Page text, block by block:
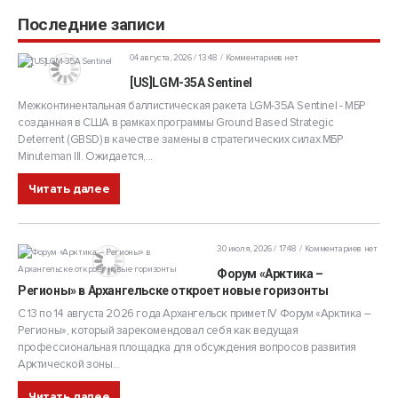
Последние записи
04 августа, 2026 / 13:48 Комментариев нет
[US]LGM-35A Sentinel
Межконтинентальная баллистическая ракета LGM-35A Sentinel - МБР
созданная в США в рамках программы Ground Based Strategic
Deterrent (GBSD) в качестве замены в стратегических силах МБР
Minuteman III. Ожидается,...
Читать далее
30 июля, 2026 / 17:48 Комментариев нет
Форум «Арктика –
Регионы» в Архангельске откроет новые горизонты
С 13 по 14 августа 2026 года Архангельск примет IV Форум «Арктика –
Регионы», который зарекомендовал себя как ведущая
профессиональная площадка для обсуждения вопросов развития
Арктической зоны...